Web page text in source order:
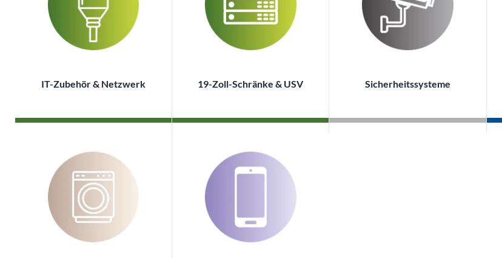
IT-Zubehör & Netzwerk 19-Zoll-Schränke & USV Sicherheitssysteme